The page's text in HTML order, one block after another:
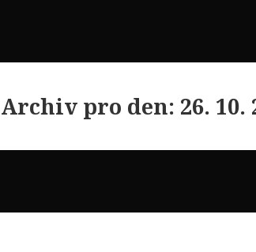
Archiv pro den: 26. 10.